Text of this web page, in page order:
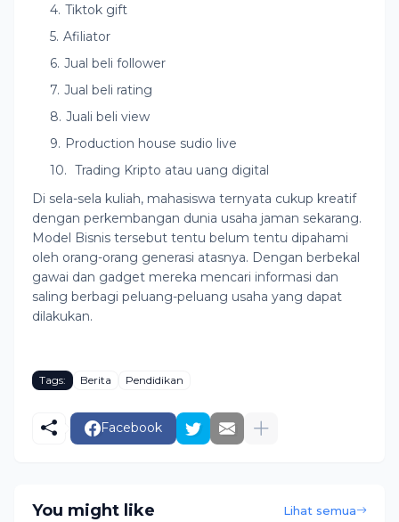
Tiktok gift
Afiliator
Jual beli follower
Jual beli rating
Juali beli view
Production house sudio live
Trading Kripto atau uang digital
Di sela-sela kuliah, mahasiswa ternyata cukup kreatif
dengan perkembangan dunia usaha jaman sekarang.
Model Bisnis tersebut tentu belum tentu dipahami
oleh orang-orang generasi atasnya. Dengan berbekal
gawai dan gadget mereka mencari informasi dan
saling berbagi peluang-peluang usaha yang dapat
dilakukan.
Tags: Berita Pendidikan
Facebook
You might like Lihat semua